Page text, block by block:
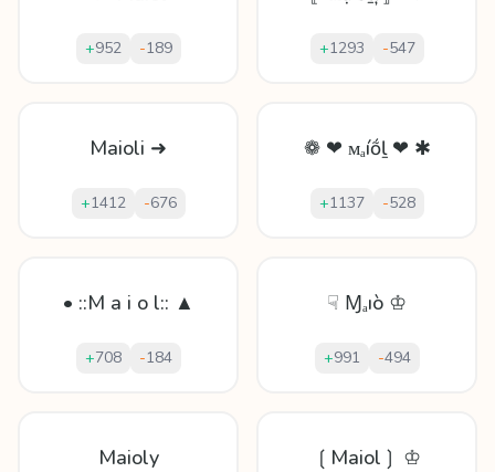
+952 -189 +1293 -547
Maioli ➜
+1412 -676
❁ ❤ ᴍₐíṍḻ ❤ ✱
+1137 -528
• ::M a i o l:: ▲
+708 -184
☟ Ɱₐıò ♔
+991 -494
Maioly ❲Maiol❳ ♔